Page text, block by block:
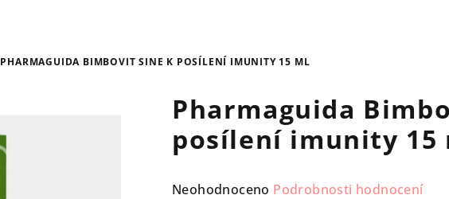
PHARMAGUIDA BIMBOVIT SINE K POSÍLENÍ IMUNITY 15 ML
Pharmaguida
posílení imunity 15
Průměrné
Neohodnoceno Podrobnosti hodnocení